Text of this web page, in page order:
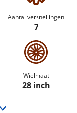
Aantal versnellingen
7
Wielmaat
28 inch